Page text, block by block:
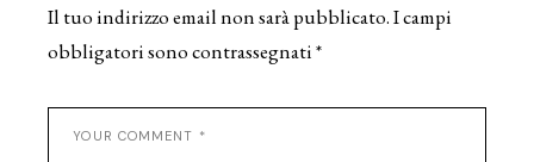
Il tuo indirizzo email non sarà pubblicato.I campi
obbligatori sono contrassegnati*